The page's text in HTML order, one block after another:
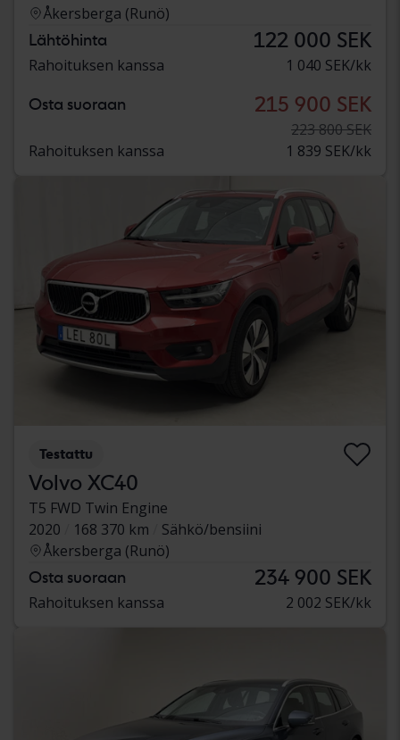
Åkersberga (Runö)
Lähtöhinta 122 000 SEK
Rahoituksen kanssa 1 040 SEK/kk
Osta suoraan 215 900 SEK
223 800 SEK
Rahoituksen kanssa
1 839 SEK/kk
Testattu
Volvo XC40
T5 FWD Twin Engine
2020
168 370 km
Sähkö/bensiini
Åkersberga (Runö)
Osta suoraan 234 900 SEK
Rahoituksen kanssa 2 002 SEK/kk